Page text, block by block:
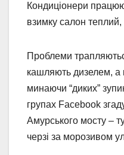
Кондиціонери
взимку салон теплий,
Проблеми
кашляють дизелем, а
минаючи “диких”
групах Facebook
Амурського мосту –
черзі за морозивом